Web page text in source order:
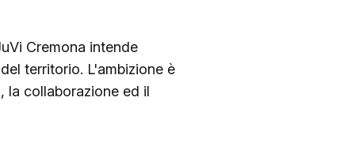
Cremona intende
territorio. L'ambizione è
la collaborazione ed il